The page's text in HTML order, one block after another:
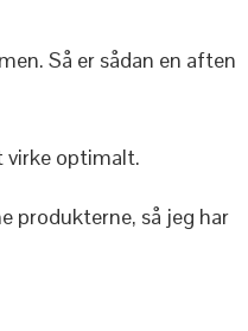
Så er sådan en aften
virke optimalt.
produkterne, så jeg har